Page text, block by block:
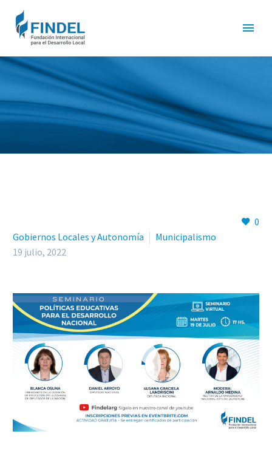
0
Gobiernos Locales y Autonomía
Municipalismo
19 julio, 2022